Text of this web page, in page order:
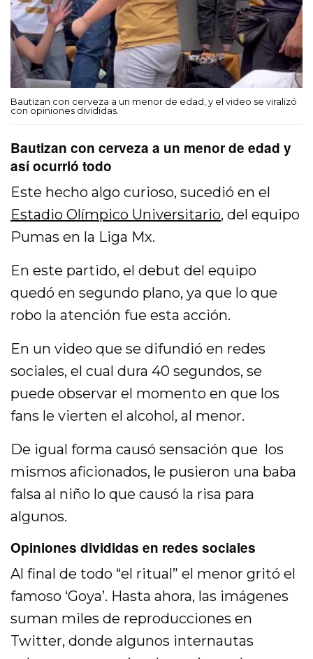
Bautizan con cerveza a un menor de edad, y el video se viralizó
con opiniones divididas.
Bautizan con cerveza a un menor de edad y
así ocurrió todo
Este hecho algo curioso, sucedió en el
Estadio Olímpico Universitario, del equipo
Pumas en la Liga Mx.
En este partido, el debut del equipo
quedó en segundo plano, ya que lo que
robo la atención fue esta acción.
En un video que se difundió en redes
sociales, el cual dura 40 segundos, se
puede observar el momento en que los
fans le vierten el alcohol, al menor.
De igual forma causó sensación que los
mismos aficionados, le pusieron una baba
falsa al niño lo que causó la risa para
algunos.
Opiniones divididas en redes sociales
Al final de todo “el ritual” el menor gritó el
famoso ‘Goya’. Hasta ahora, las imágenes
suman miles de reproducciones en
Twitter, donde algunos internautas